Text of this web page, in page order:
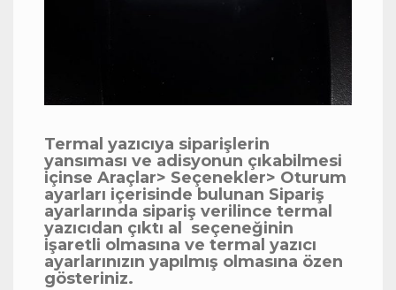
Termal yazıcıya siparişlerin
yansıması ve adisyonun çıkabilmesi
içinse Araçlar> Seçenekler> Oturum
ayarları içerisinde bulunan Sipariş
ayarlarında sipariş verilince termal
yazıcıdan çıktı al seçeneğinin
işaretli olmasına ve termal yazıcı
ayarlarınızın yapılmış olmasına özen
gösteriniz.